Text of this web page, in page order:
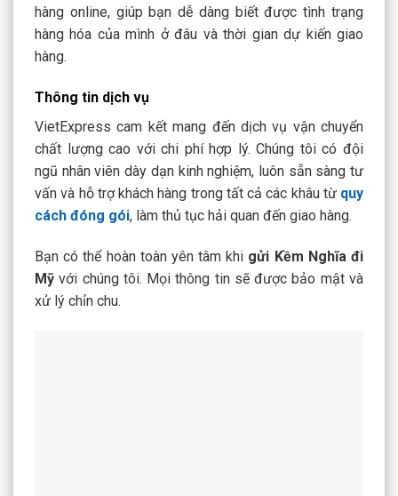
hàng online, giúp bạn dễ dàng biết được tình trạng
hàng hóa của mình ở đâu và thời gian dự kiến giao
hàng.
Thông tin dịch vụ
VietExpress cam kết mang đến dịch vụ vận chuyển
chất lượng cao với chi phí hợp lý. Chúng tôi có đội
ngũ nhân viên dày dạn kinh nghiệm, luôn sẵn sàng tư
vấn và hỗ trợ khách hàng trong tất cả các khâu từ quy
cách đóng gói, làm thủ tục hải quan đến giao hàng.
Bạn có thể hoàn toàn yên tâm khi gửi Kềm Nghĩa đi
Mỹ với chúng tôi. Mọi thông tin sẽ được bảo mật và
xử lý chỉn chu.